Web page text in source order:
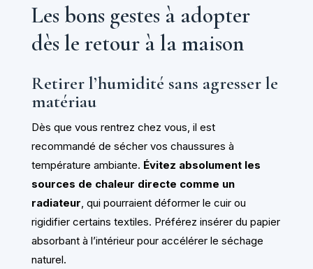
Les bons gestes à adopter
dès le retour à la maison
Retirer l’humidité sans agresser le
matériau
Dès que vous rentrez chez vous, il est
recommandé de sécher vos chaussures à
température ambiante. Évitez absolument les
sources de chaleur directe comme un
radiateur, qui pourraient déformer le cuir ou
rigidifier certains textiles. Préférez insérer du papier
absorbant à l’intérieur pour accélérer le séchage
naturel.